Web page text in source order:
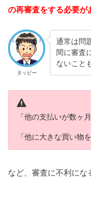
の再審査をする必要が
タッピー
通常は問
間に審査
ないこと
「他の支払いが数ヶ
「他に大きな買い物
など、審査に不利にな